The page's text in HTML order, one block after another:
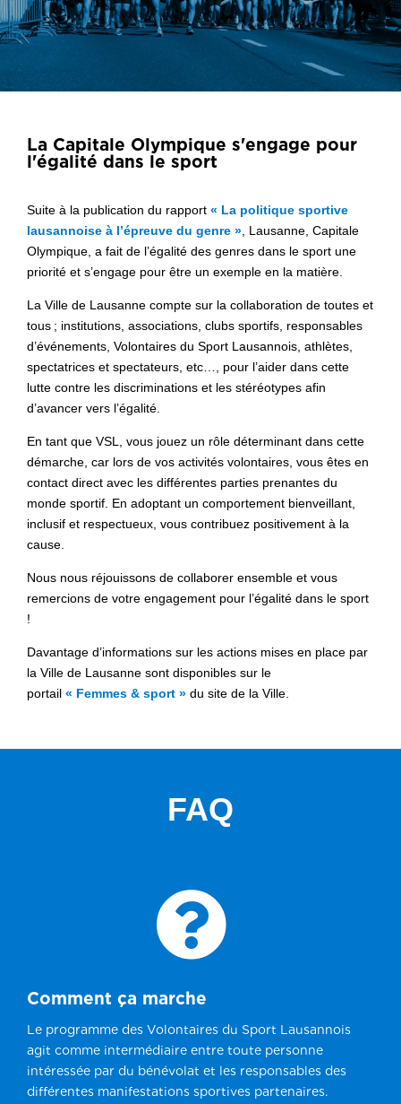
La Capitale Olympique s'engage pour
l'égalité dans le sport
Suite à la publication du rapport « La politique sportive
lausannoise à l’épreuve du genre », Lausanne, Capitale
Olympique, a fait de l’égalité des genres dans le sport une
priorité et s’engage pour être un exemple en la matière.
La Ville de Lausanne compte sur la collaboration de toutes et
tous ; institutions, associations, clubs sportifs, responsables
d’événements, Volontaires du Sport Lausannois, athlètes,
spectatrices et spectateurs, etc…, pour l’aider dans cette
lutte contre les discriminations et les stéréotypes afin
d’avancer vers l’égalité.
En tant que VSL, vous jouez un rôle déterminant dans cette
démarche, car lors de vos activités volontaires, vous êtes en
contact direct avec les différentes parties prenantes du
monde sportif. En adoptant un comportement bienveillant,
inclusif et respectueux, vous contribuez positivement à la
cause.
Nous nous réjouissons de collaborer ensemble et vous
remercions de votre engagement pour l’égalité dans le sport
!
Davantage d’informations sur les actions mises en place par
la Ville de Lausanne sont disponibles sur le
portail « Femmes & sport » du site de la Ville.
FAQ

Comment ça marche
Le programme des Volontaires du Sport Lausannois
agit comme intermédiaire entre toute personne
intéressée par du bénévolat et les responsables des
différentes manifestations sportives partenaires.